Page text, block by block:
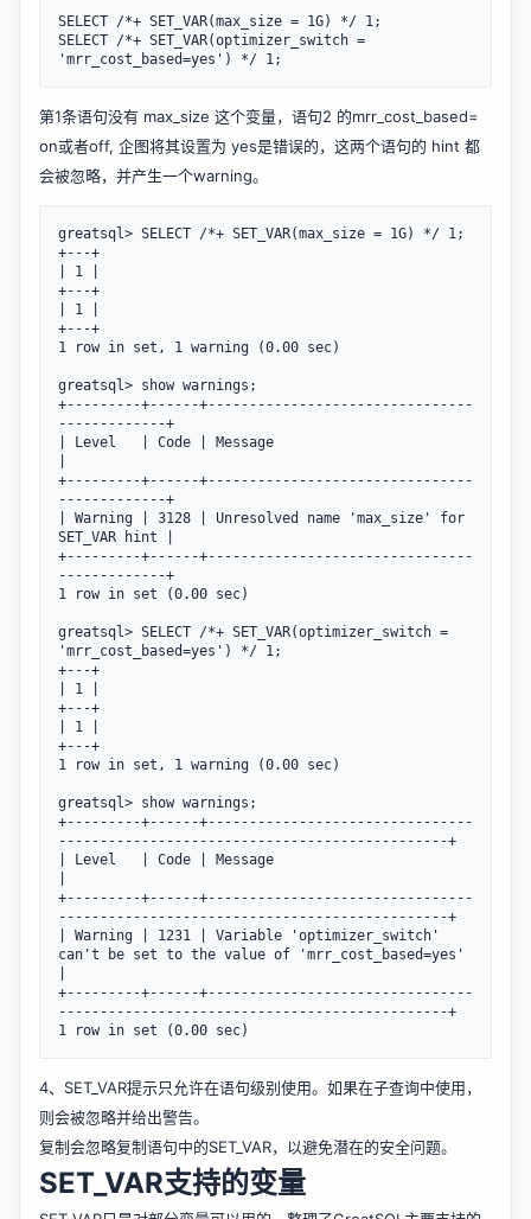
SELECT /*+ SET_VAR(max_size = 1G) */ 1;
SELECT /*+ SET_VAR(optimizer_switch =
第1条语句没有 max_size 这个变量，语句2 的mrr_cost_based=
on或者off, 企图将其设置为 yes是错误的，这两个语句的 hint 都
会被忽略，并产生一个warning。
greatsql> SELECT /*+ SET_VAR(max_size = 1G) */ 1;
+---+
| 1 |
+---+
| 1 |
+---+
1 row in set, 1 warning (0.00 sec)
greatsql> show warnings;
+---------+------+--------------------------------
-------------+
| Level   | Code | Message
+---------+------+--------------------------------
-------------+
| Warning | 3128 | Unresolved name 'max_size' for
SET_VAR hint |
+---------+------+--------------------------------
-------------+
1 row in set (0.00 sec)
greatsql> SELECT /*+ SET_VAR(optimizer_switch =
'mrr_cost_based=yes') */ 1;
+---+
| 1 |
+---+
| 1 |
+---+
1 row in set, 1 warning (0.00 sec)
greatsql> show warnings;
+---------+------+--------------------------------
-----------------------------------------------+
| Level   | Code | Message
+---------+------+--------------------------------
-----------------------------------------------+
| Warning | 1231 | Variable 'optimizer_switch'
can't be set to the value of 'mrr_cost_based=yes'
+---------+------+--------------------------------
-----------------------------------------------+
4、SET_VAR提示只允许在语句级别使用。如果在子查询中使用，
则会被忽略并给出警告。
复制会忽略复制语句中的SET_VAR，以避免潜在的安全问题。
SET_VAR支持的变量